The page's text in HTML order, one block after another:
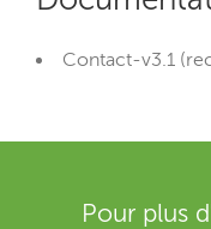
Contact-v3.1
Pour plus